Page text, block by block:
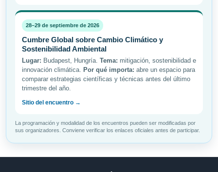
28–29 de septiembre de 2026
Cumbre Global sobre Cambio Climático y
Sostenibilidad Ambiental
Lugar: Budapest, Hungría. Tema: mitigación, sostenibilidad e
innovación climática. Por qué importa: abre un espacio para
comparar estrategias científicas y técnicas antes del último
trimestre del año.
Sitio del encuentro →
La programación y modalidad de los encuentros pueden ser modificadas por
sus organizadores. Conviene verificar los enlaces oficiales antes de participar.